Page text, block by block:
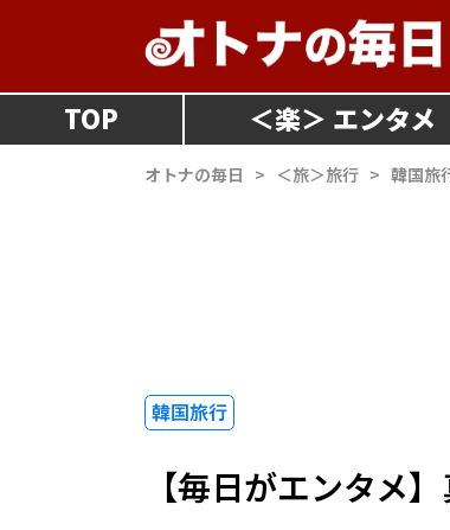
TOP ＜楽＞
オトナの毎日 > ＜旅＞旅行 > 韓国旅
韓国旅行
【毎日がエンタメ